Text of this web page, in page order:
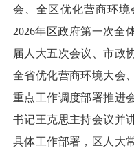
会、全区优化营商环境
2026年区政府第一次全
届人大五次会议、市政
全省优化营商环境大会
重点工作调度部署推进
书记王克思主持会议并
具体工作部署，区人大